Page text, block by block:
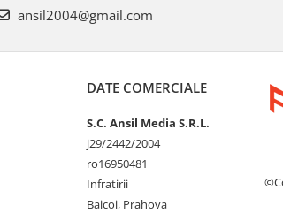
ansil2004@gmail.com
DATE COMERCIALE
S.C. Ansil Media S.R.L.
j29/2442/2004
ro16950481
Infratirii
Baicoi, Prahova